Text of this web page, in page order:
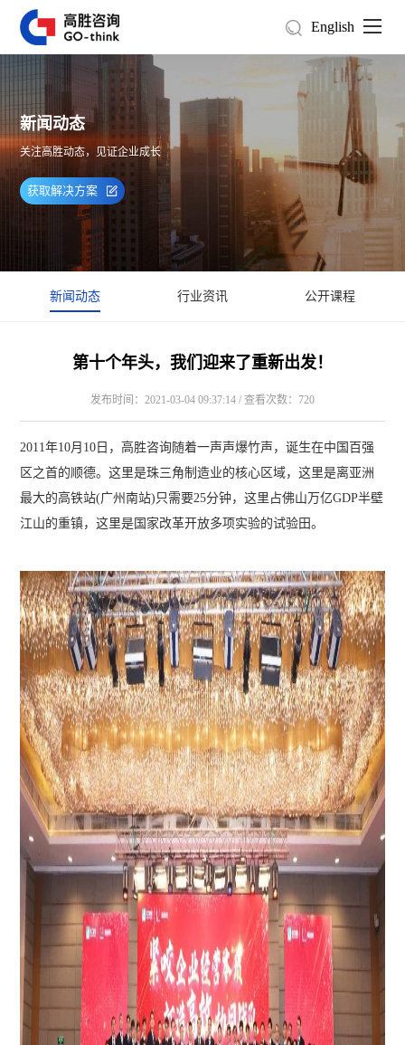
English
新闻动态
关注高胜动态，见证企业成长
获取解决方案
新闻动态 行业资讯 公开课程
第十个年头，我们迎来了重新出发！
发布时间：2021-03-04 09:37:14 / 查看次数：720
2011年10月10日，高胜咨询随着一声声爆竹声，诞生在中国百强
区之首的顺德。这里是珠三角制造业的核心区域，这里是离亚洲
最大的高铁站(广州南站)只需要25分钟，这里占佛山万亿GDP半壁
江山的重镇，这里是国家改革开放多项实验的试验田。